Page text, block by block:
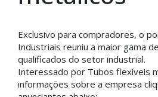
Exclusivo para compradores, o
Industriais reuniu a maior gama
qualificados do setor industrial.
Interessado por Tubos flexíveis
informações sobre a empresa